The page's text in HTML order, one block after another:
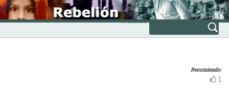
Skip
to
content
INICIO
Avanzada
Recomiendo:
1